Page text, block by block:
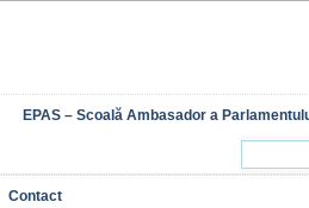
EPAS – Scoală Ambasador a
Contact